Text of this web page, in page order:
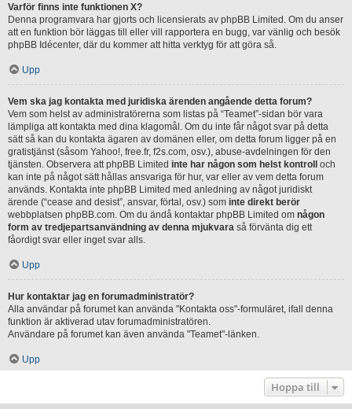
Varför finns inte funktionen X?
Denna programvara har gjorts och licensierats av phpBB Limited. Om du anser
att en funktion bör läggas till eller vill rapportera en bugg, var vänlig och besök
phpBB Idécenter, där du kommer att hitta verktyg för att göra så.
Upp
Vem ska jag kontakta med juridiska ärenden angående detta forum?
Vem som helst av administratörerna som listas på “Teamet”-sidan bör vara
lämpliga att kontakta med dina klagomål. Om du inte får något svar på detta
sätt så kan du kontakta ägaren av domänen eller, om detta forum ligger på en
gratistjänst (såsom Yahoo!, free.fr, f2s.com, osv.), abuse-avdelningen för den
tjänsten. Observera att phpBB Limited inte har någon som helst kontroll
och
kan inte på något sätt hållas ansvariga för hur, var eller av vem detta forum
används. Kontakta inte phpBB Limited med anledning av något juridiskt
ärende (“cease and desist”, ansvar, förtal, osv.) som inte direkt berör
webbplatsen phpBB.com. Om du ändå kontaktar phpBB Limited om någon
form av tredjepartsanvändning av denna mjukvara så förvänta dig ett
fåordigt svar eller inget svar alls.
Upp
Hur kontaktar jag en forumadministratör?
Alla användar på forumet kan använda "Kontakta oss"-formuläret, ifall denna
funktion är aktiverad utav forumadministratören.
Användare på forumet kan även använda "Teamet"-länken.
Upp
Hoppa till